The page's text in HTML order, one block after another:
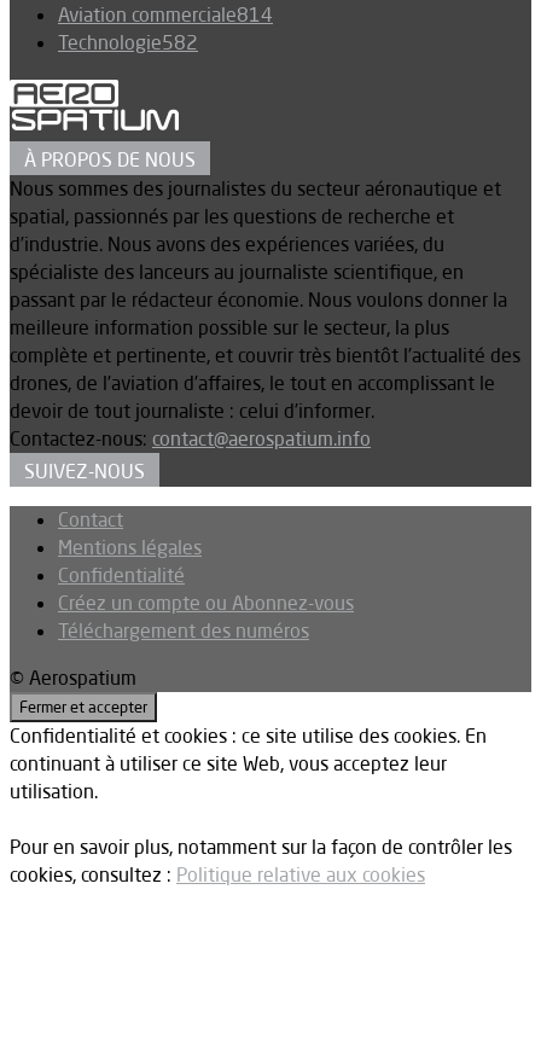
Aviation commerciale814
Technologie582
À PROPOS DE NOUS
Nous sommes des journalistes du secteur aéronautique et
spatial, passionnés par les questions de recherche et
d’industrie. Nous avons des expériences variées, du
spécialiste des lanceurs au journaliste scientifique, en
passant par le rédacteur économie. Nous voulons donner la
meilleure information possible sur le secteur, la plus
complète et pertinente, et couvrir très bientôt l’actualité des
drones, de l’aviation d’affaires, le tout en accomplissant le
devoir de tout journaliste : celui d’informer.
Contactez-nous: contact@aerospatium.info
SUIVEZ-NOUS
Contact
Mentions légales
Confidentialité
Créez un compte ou Abonnez-vous
Téléchargement des numéros
© Aerospatium
Confidentialité et cookies : ce site utilise des cookies. En
continuant à utiliser ce site Web, vous acceptez leur
utilisation.
Pour en savoir plus, notamment sur la façon de contrôler les
cookies, consultez : Politique relative aux cookies